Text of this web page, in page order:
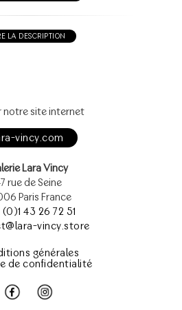
LA DESCRIPTION
notre site internet
vincy.com
Lara Vincy
rue de Seine
Paris France
43 26 72 51
vincy.store
générales
de confidentialité